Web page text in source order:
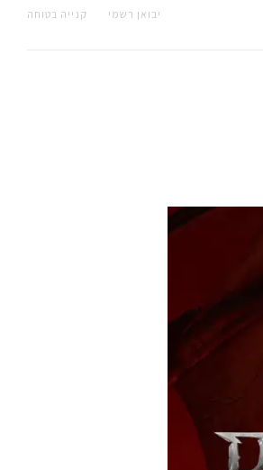
יבואן רשמי קנייה בטוחה